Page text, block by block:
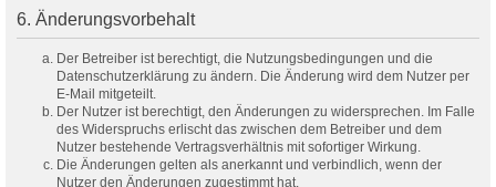
6. Änderungsvorbehalt
Der Betreiber ist berechtigt, die Nutzungsbedingungen und die
Datenschutzerklärung zu ändern. Die Änderung wird dem Nutzer per
E-Mail mitgeteilt.
Der Nutzer ist berechtigt, den Änderungen zu widersprechen. Im Falle
des Widerspruchs erlischt das zwischen dem Betreiber und dem
Nutzer bestehende Vertragsverhältnis mit sofortiger Wirkung.
Die Änderungen gelten als anerkannt und verbindlich, wenn der
Nutzer den Änderungen zugestimmt hat.